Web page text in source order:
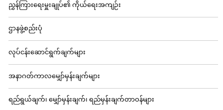
ညွှန်ကြားရေးမှူးချုပ်၏ ကိုယ်ရေးအကျဉ်း
ဌာနဖွဲ့စည်းပုံ
လုပ်ငန်းဆောင်ရွက်ချက်များ
အနာဂတ်ကာလမျှော်မှန်းချက်များ
ရည်ရွယ်ချက်၊ မျှော်မှန်းချက်၊ ရည်မှန်းချက်တာဝန်များ